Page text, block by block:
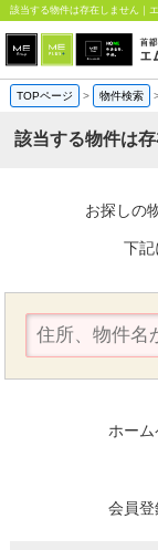
該当する物件は存在しません｜
TOPページ > 物件検索
該当する物件は
お探しの
下記
ホー
会員登